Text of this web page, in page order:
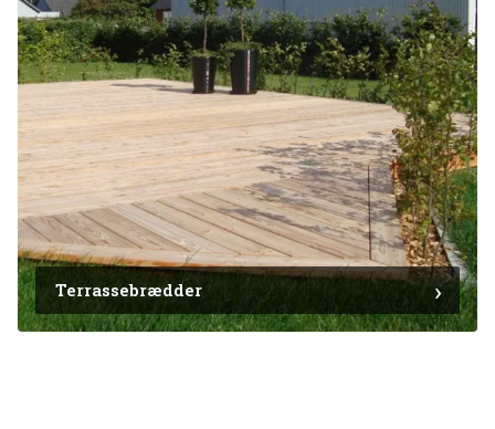
Terrassebrædder